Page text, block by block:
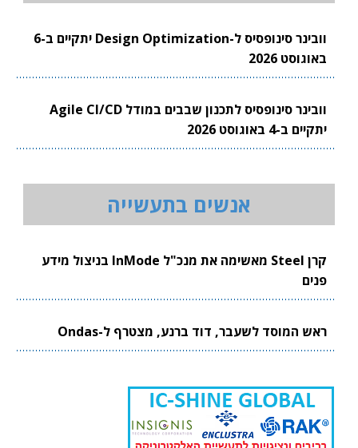
וובינר סינופסיס ל-Design Optimization יתקיים ב-6
באוגוסט 2026
וובינר סינופסיס לתכנון שבבים במודל Agile CI/CD
יתקיים ב-4 באוגוסט 2026
אנשים בתעשייה
קרן Steel מאשימה את מנכ"ל InMode בניצול מידע
פנים
ראש המוסד לשעבר, דוד ברנע, מצטרף ל-Ondas